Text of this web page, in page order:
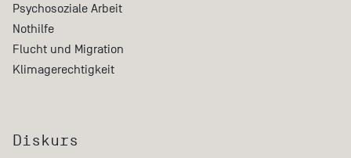
Psychosoziale Arbeit
Nothilfe
Flucht und Migration
Klimagerechtigkeit
Diskurs